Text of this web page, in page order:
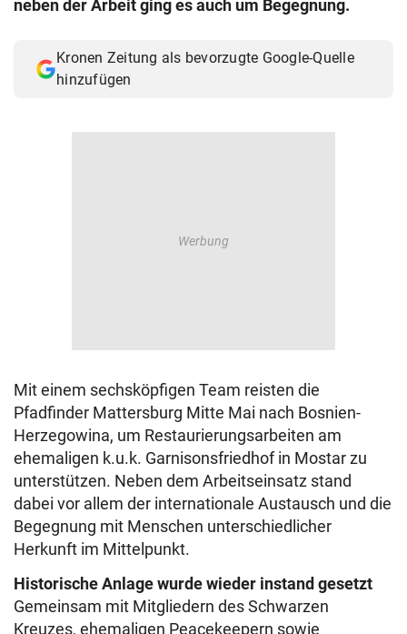
neben der Arbeit ging es auch um Begegnung.
Kronen Zeitung als bevorzugte Google-Quelle
hinzufügen
Mit einem sechsköpfigen Team reisten die
Pfadfinder Mattersburg Mitte Mai nach Bosnien-
Herzegowina, um Restaurierungsarbeiten am
ehemaligen k.u.k. Garnisonsfriedhof in Mostar zu
unterstützen. Neben dem Arbeitseinsatz stand
dabei vor allem der internationale Austausch und die
Begegnung mit Menschen unterschiedlicher
Herkunft im Mittelpunkt.
Historische Anlage wurde wieder instand gesetzt
Gemeinsam mit Mitgliedern des Schwarzen
Kreuzes, ehemaligen Peacekeepern sowie